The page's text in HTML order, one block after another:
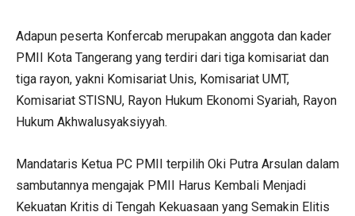
Adapun peserta Konfercab merupakan anggota dan kader
PMII Kota Tangerang yang terdiri dari tiga komisariat dan
tiga rayon, yakni Komisariat Unis, Komisariat UMT,
Komisariat STISNU, Rayon Hukum Ekonomi Syariah, Rayon
Hukum Akhwalusyaksiyyah.
Mandataris Ketua PC PMII terpilih Oki Putra Arsulan dalam
sambutannya mengajak PMII Harus Kembali Menjadi
Kekuatan Kritis di Tengah Kekuasaan yang Semakin Elitis